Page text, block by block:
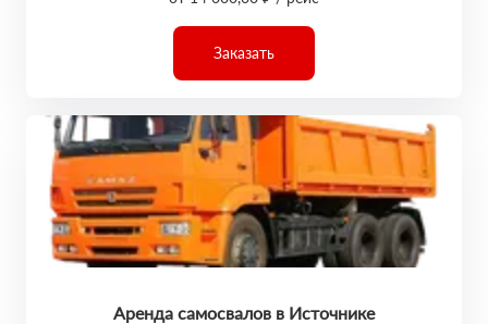
Заказать
Аренда самосвалов в Источнике